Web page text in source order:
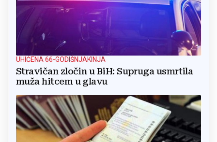
UHIĆENA 66-GODIŠNJAKINJA
Stravičan zločin u BiH: Supruga usmrtila
muža hitcem u glavu